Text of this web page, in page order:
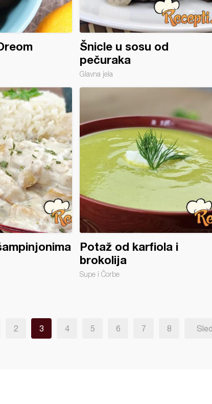
Šnicle u sosu od
pečuraka
Glavna jela
Potaž od karfiola i
brokolija
Supe i Čorbe
2 3 4 5 6 7 8